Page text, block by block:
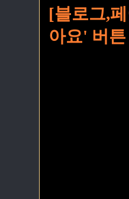
[블로그,
아요' 버